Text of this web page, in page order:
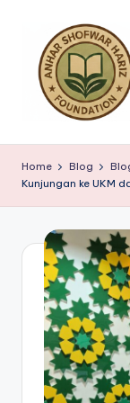
content
a
y
s
Home Blog
Kunjungan ke UKM